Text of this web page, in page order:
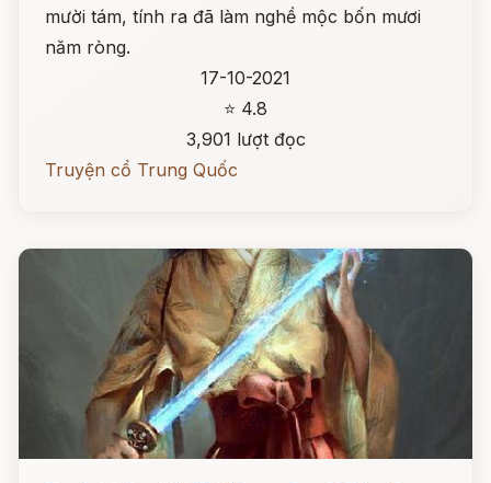
mười tám, tính ra đã làm nghề mộc bốn mươi
năm ròng.
17-10-2021
⭐ 4.8
3,901 lượt đọc
Truyện cổ Trung Quốc